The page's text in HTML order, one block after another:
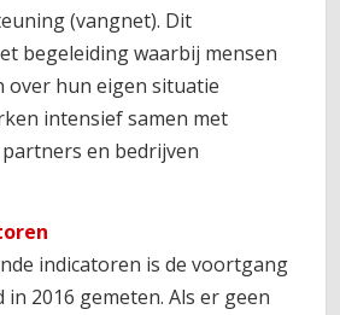
(vangnet). Dit
begeleiding waarbij mensen
over hun eigen situatie
intensief samen met
en bedrijven
indicatoren is de voortgang
in 2016 gemeten. Als er geen